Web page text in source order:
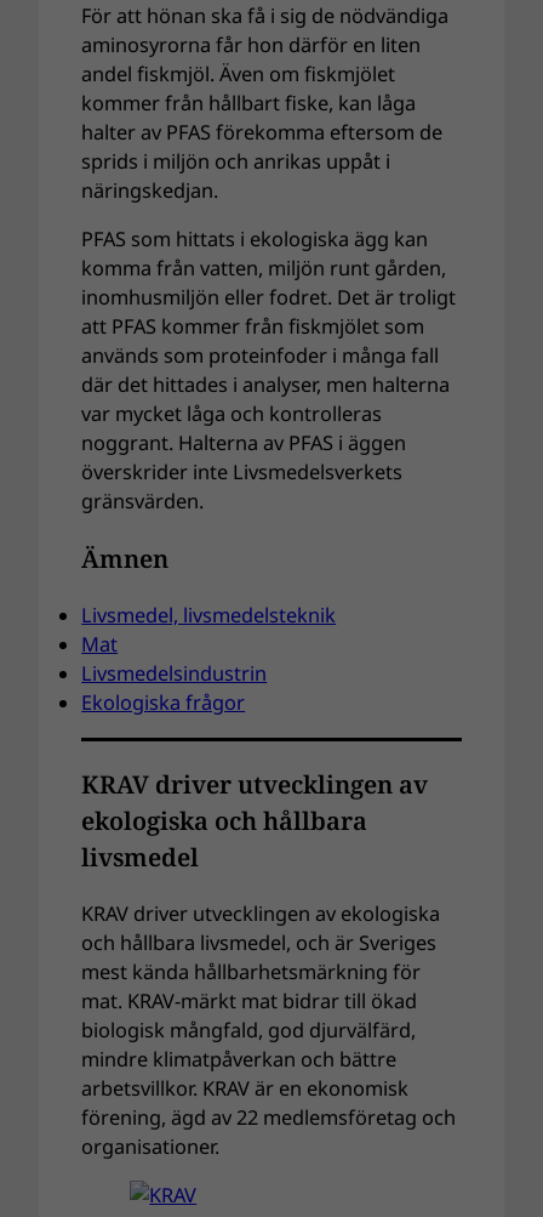
För att hönan ska få i sig de nödvändiga
aminosyrorna får hon därför en liten
andel fiskmjöl. Även om fiskmjölet
kommer från hållbart fiske, kan låga
halter av PFAS förekomma eftersom de
sprids i miljön och anrikas uppåt i
näringskedjan.
PFAS som hittats i ekologiska ägg kan
komma från vatten, miljön runt gården,
inomhusmiljön eller fodret. Det är troligt
att PFAS kommer från fiskmjölet som
används som proteinfoder i många fall
där det hittades i analyser, men halterna
var mycket låga och kontrolleras
noggrant. Halterna av PFAS i äggen
överskrider inte Livsmedelsverkets
gränsvärden.
Ämnen
Livsmedel, livsmedelsteknik
Mat
Livsmedelsindustrin
Ekologiska frågor
KRAV driver utvecklingen av
ekologiska och hållbara
livsmedel
KRAV driver utvecklingen av ekologiska
och hållbara livsmedel, och är Sveriges
mest kända hållbarhetsmärkning för
mat. KRAV-märkt mat bidrar till ökad
biologisk mångfald, god djurvälfärd,
mindre klimatpåverkan och bättre
arbetsvillkor. KRAV är en ekonomisk
förening, ägd av 22 medlemsföretag och
organisationer.